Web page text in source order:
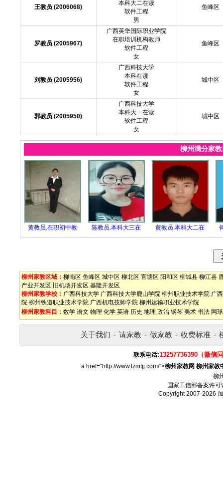
王教员 (2006068)
本科大二在读
软件工程
男
鱼峰区
罗教员 (2005967)
广西英华国际职业学院
在职培训机构教师
软件工程
女
鱼峰区
刘教员 (2005956)
广西科技大学
本科在读
软件工程
女
城中区
郭教员 (2005950)
广西科技大学
本科大一在读
软件工程
女
城中区
柳州满分家
黄教员.在职初中教 陈教员.本科大三在 黄教员.本科大二在
柳州家教区域： 柳南区 鱼峰区 城中区 柳北区 官塘区 阳和区 柳城县 柳江县
产业开发区
旧机场开发区 基隆开发区
柳州家教学校： 广西科技大学 广西科技大学鹿山学院 柳州职业技术学院 广
院 柳州铁道职业技术学院 广西机电技师学院 柳州运输职业技术学院
柳州家教科目： 数学 语文 物理 化学 英语 历史 地理 政治 钢琴 美术 书法 网球
关于我们 - 请家教 - 做家教 - 收费标准 -
联系电话:13257736390（微信
a href="http://www.lzmfjj.com/">柳州家教网 柳州家教
柳
国家工信部备案许可
Copyright 2007-2026